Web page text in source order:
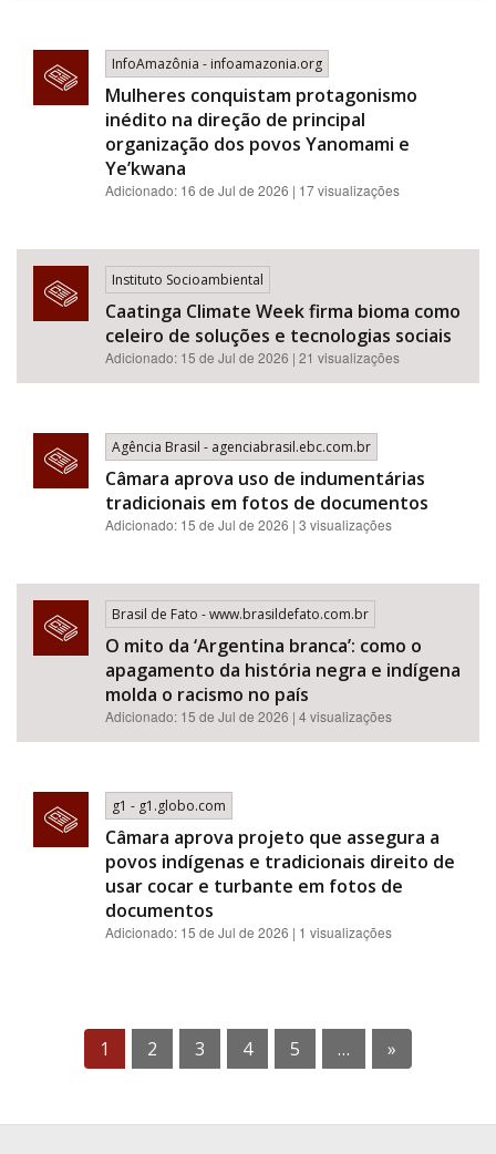
InfoAmazônia - infoamazonia.org
Mulheres conquistam protagonismo
inédito na direção de principal
organização dos povos Yanomami e
Ye’kwana
Adicionado: 16 de Jul de 2026 | 17 visualizações
Instituto Socioambiental
Caatinga Climate Week firma bioma como
celeiro de soluções e tecnologias sociais
Adicionado: 15 de Jul de 2026 | 21 visualizações
Agência Brasil - agenciabrasil.ebc.com.br
Câmara aprova uso de indumentárias
tradicionais em fotos de documentos
Adicionado: 15 de Jul de 2026 | 3 visualizações
Brasil de Fato - www.brasildefato.com.br
O mito da ‘Argentina branca’: como o
apagamento da história negra e indígena
molda o racismo no país
Adicionado: 15 de Jul de 2026 | 4 visualizações
g1 - g1.globo.com
Câmara aprova projeto que assegura a
povos indígenas e tradicionais direito de
usar cocar e turbante em fotos de
documentos
Adicionado: 15 de Jul de 2026 | 1 visualizações
1 2 3 4 5 … »